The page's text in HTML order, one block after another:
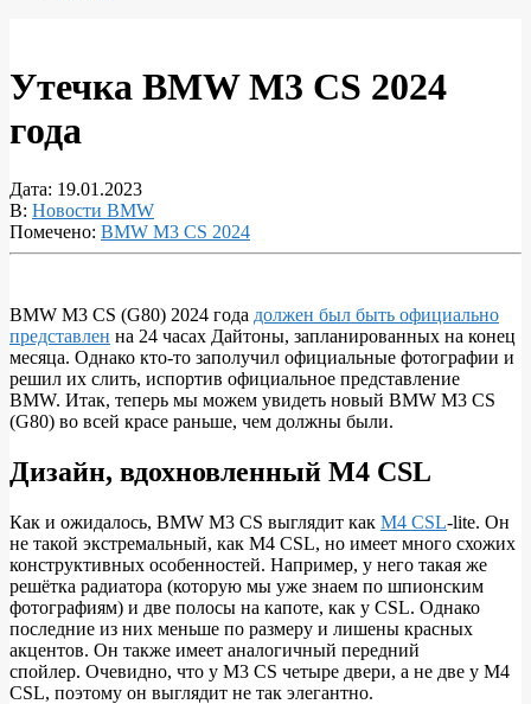
Утечка BMW M3 CS 2024
года
Дата: 19.01.2023
В: Новости BMW
Помечено: BMW M3 CS 2024
Утечка
BMW
M3
CS
2024
BMW M3 CS (G80) 2024 года должен был быть официально
представлен на 24 часах Дайтоны, запланированных на конец
месяца. Однако кто-то заполучил официальные фотографии и
решил их слить, испортив официальное представление
BMW. Итак, теперь мы можем увидеть новый BMW M3 CS
(G80) во всей красе раньше, чем должны были.
Дизайн, вдохновленный M4 CSL
Как и ожидалось, BMW M3 CS выглядит как M4 CSL-lite. Он
не такой экстремальный, как M4 CSL, но имеет много схожих
конструктивных особенностей. Например, у него такая же
решётка радиатора (которую мы уже знаем по шпионским
фотографиям) и две полосы на капоте, как у CSL. Однако
последние из них меньше по размеру и лишены красных
акцентов. Он также имеет аналогичный передний
спойлер. Очевидно, что у M3 CS четыре двери, а не две у M4
CSL, поэтому он выглядит не так элегантно.